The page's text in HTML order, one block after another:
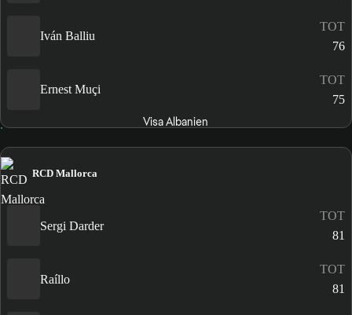
Iván Balliu
TOT
76
Ernest Muçi
TOT
75
Visa Albanien
RCD Mallorca
Sergi Darder
TOT
81
Raíllo
TOT
81